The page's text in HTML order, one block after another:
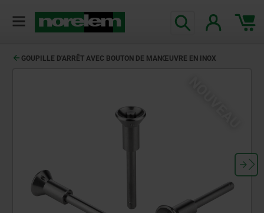
GOUPILLE D'ARRÊT AVEC BOUTON DE MANŒUVRE EN INOX